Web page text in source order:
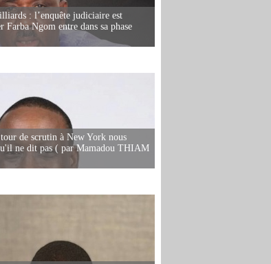
: l’enquête judiciaire est
Farba Ngom entre dans sa phase
de scrutin à New York nous
ne dit pas ( par Mamadou THIAM